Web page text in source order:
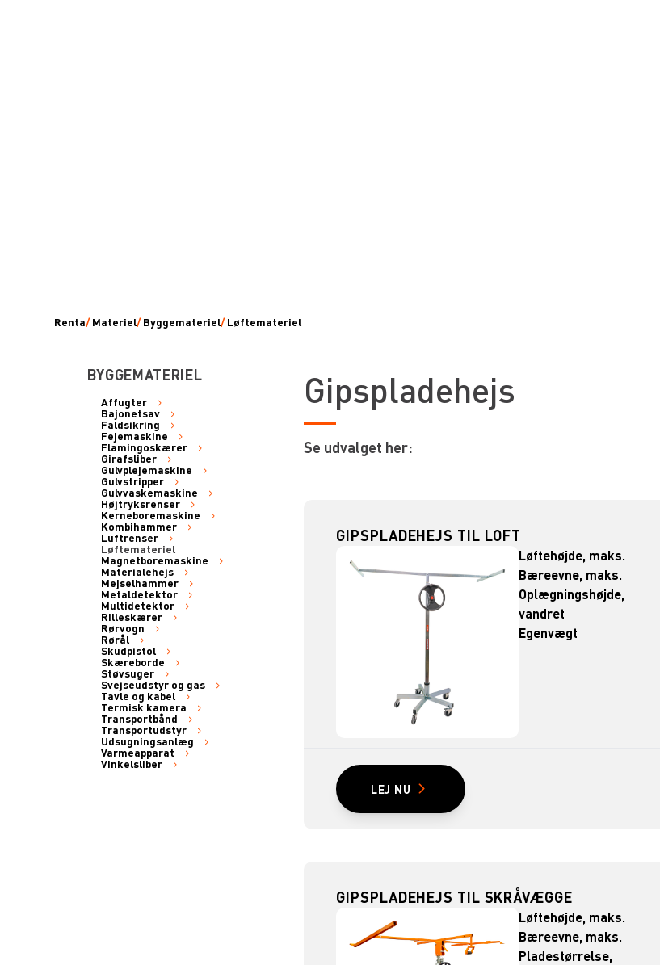
Renta/ Materiel/ Byggemateriel/ Løftemateriel
BYGGEMATERIEL
Affugter
Bajonetsav
Faldsikring
Fejemaskine
Flamingoskærer
Girafsliber
Gulvplejemaskine
Gulvstripper
Gulvvaskemaskine
Højtryksrenser
Kerneboremaskine
Kombihammer
Luftrenser
Løftemateriel
Magnetboremaskine
Materialehejs
Mejselhammer
Metaldetektor
Multidetektor
Rilleskærer
Rørvogn
Rørål
Skudpistol
Skæreborde
Støvsuger
Svejseudstyr og gas
Tavle og kabel
Termisk kamera
Transportbånd
Transportudstyr
Udsugningsanlæg
Varmeapparat
Vinkelsliber
Gipspladehejs
Se udvalget her:
GIPSPLADEHEJS TIL LOFT
Løftehøjde, maks.
Bæreevne, maks.
Oplægningshøjde,
vandret
Egenvægt
LEJ NU
GIPSPLADEHEJS TIL SKRÅVÆGGE
Løftehøjde, maks.
Bæreevne, maks.
Pladestørrelse,